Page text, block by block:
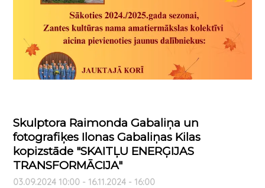
Skulptora Raimonda Gabaliņa un
fotografiķes Ilonas Gabaliņas Kilas
kopizstāde "SKAITĻU ENERĢIJAS
TRANSFORMĀCIJA"
03.09.2024 10:00 - 16.11.2024 - 16:00